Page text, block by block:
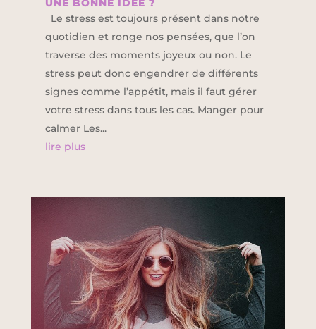
Le stress est toujours présent dans notre
quotidien et ronge nos pensées, que l’on
traverse des moments joyeux ou non. Le
stress peut donc engendrer de différents
signes comme l’appétit, mais il faut gérer
votre stress dans tous les cas. Manger pour
calmer Les...
lire plus